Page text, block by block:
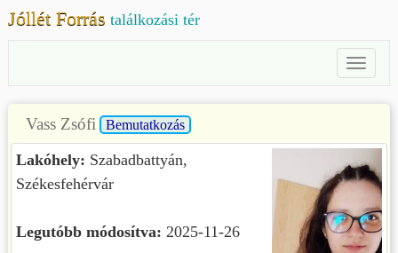
Jóllét Forrás találkozási tér
Toggle
Vass Zsófi Bemutatkozás
Lakóhely: Szabadbattyán,
Székesfehérvár
Legutóbb módosítva: 2025-11-26